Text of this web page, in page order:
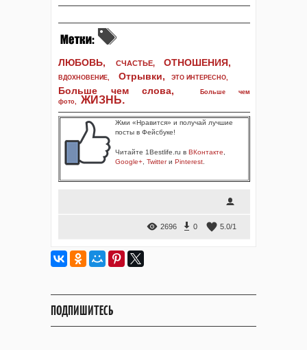
ЛЮБОВЬ, СЧАСТЬЕ, ОТНОШЕНИЯ,
ВДОХНОВЕНИЕ, Отрывки, ЭТО ИНТЕРЕСНО,
Больше чем слова,
Больше чем
фото, ЖИЗНЬ.
Жми «Нравится» и получай лучшие
посты в Фейсбуке!
Читайте 1Bestlife.ru в ВКонтакте
Google+ Twitterи Pinterest
2696 0 5.0/1
ПОДПИШИТЕСЬ